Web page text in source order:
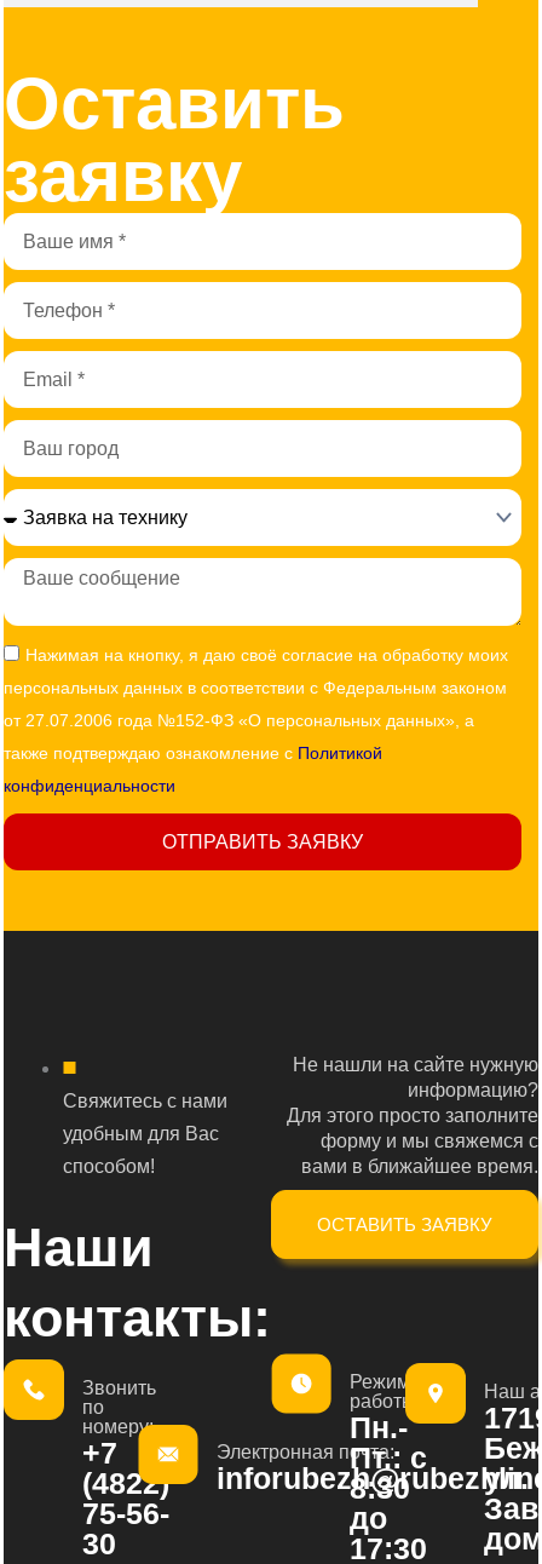
Оставить
заявку
Имя
Телефон
Email
Город
Сообщение
Согласие
Нажимая на кнопку, я даю своё согласие на обработку моих
персональных данных в соответствии с Федеральным законом
от 27.07.2006 года №152-ФЗ «О персональных данных», а
также подтверждаю ознакомление с Политикой
конфиденциальности
ОТПРАВИТЬ ЗАЯВКУ
Свяжитесь с нами
удобным для Вас
способом!
Наши
контакты:
Не нашли на сайте нужную
информацию?
Для этого просто заполните
форму и мы свяжемся с
вами в ближайшее время.
ОСТАВИТЬ ЗАЯВКУ
Звонить
по
номеру:
+7
(4822)
75-56-
30
Электронная почта:
Режим
работы:
Пн.-
Пт.: с
8:30
до
17:30
Наш
ул.